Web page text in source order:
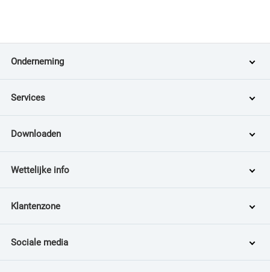
Onderneming
Services
Downloaden
Wettelijke info
Klantenzone
Sociale media